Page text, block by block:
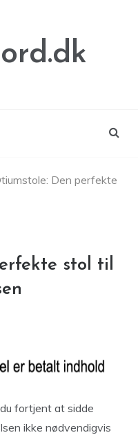
Den perfekte
stol til
fortjent at sidde
ikke nødvendigvis